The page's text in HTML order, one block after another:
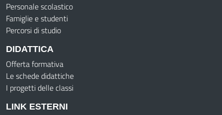
Personale scolastico
Famiglie e studenti
Percorsi di studio
DIDATTICA
Offerta formativa
Le schede didattiche
I progetti delle classi
LINK ESTERNI